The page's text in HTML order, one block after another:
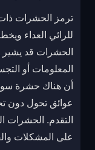
ترمز الحشرات
للرائي العداء
الحشرات قد
المعلومات أو
أن هناك حشرة
عوائق تحول دون
التقدم. الحشرات
على المشكلات